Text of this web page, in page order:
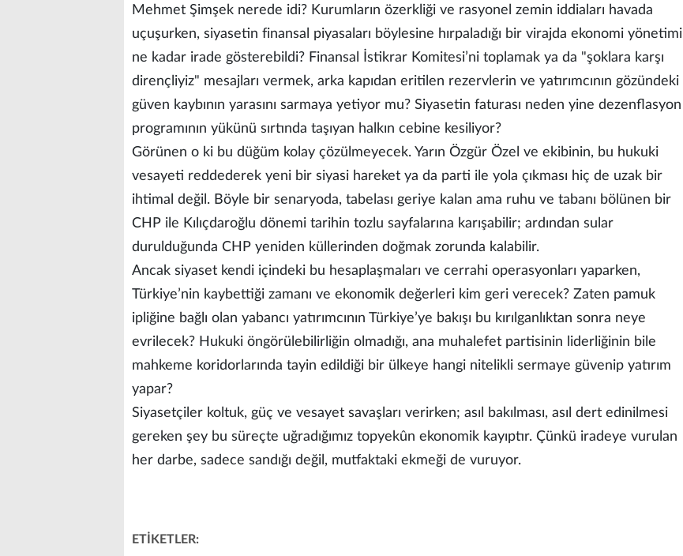
Mehmet Şimşek nerede idi? Kurumların özerkliği ve rasyonel zemin iddiaları havada
uçuşurken, siyasetin finansal piyasaları böylesine hırpaladığı bir virajda ekonomi yönetimi
ne kadar irade gösterebildi? Finansal İstikrar Komitesi’ni toplamak ya da "şoklara karşı
dirençliyiz" mesajları vermek, arka kapıdan eritilen rezervlerin ve yatırımcının gözündeki
güven kaybının yarasını sarmaya yetiyor mu? Siyasetin faturası neden yine dezenflasyon
programının yükünü sırtında taşıyan halkın cebine kesiliyor?
Görünen o ki bu düğüm kolay çözülmeyecek. Yarın Özgür Özel ve ekibinin, bu hukuki
vesayeti reddederek yeni bir siyasi hareket ya da parti ile yola çıkması hiç de uzak bir
ihtimal değil. Böyle bir senaryoda, tabelası geriye kalan ama ruhu ve tabanı bölünen bir
CHP ile Kılıçdaroğlu dönemi tarihin tozlu sayfalarına karışabilir; ardından sular
durulduğunda CHP yeniden küllerinden doğmak zorunda kalabilir.
Ancak siyaset kendi içindeki bu hesaplaşmaları ve cerrahi operasyonları yaparken,
Türkiye’nin kaybettiği zamanı ve ekonomik değerleri kim geri verecek? Zaten pamuk
ipliğine bağlı olan yabancı yatırımcının Türkiye’ye bakışı bu kırılganlıktan sonra neye
evrilecek? Hukuki öngörülebilirliğin olmadığı, ana muhalefet partisinin liderliğinin bile
mahkeme koridorlarında tayin edildiği bir ülkeye hangi nitelikli sermaye güvenip yatırım
yapar?
Siyasetçiler koltuk, güç ve vesayet savaşları verirken; asıl bakılması, asıl dert edinilmesi
gereken şey bu süreçte uğradığımız topyekûn ekonomik kayıptır. Çünkü iradeye vurulan
her darbe, sadece sandığı değil, mutfaktaki ekmeği de vuruyor.
ETİKETLER: